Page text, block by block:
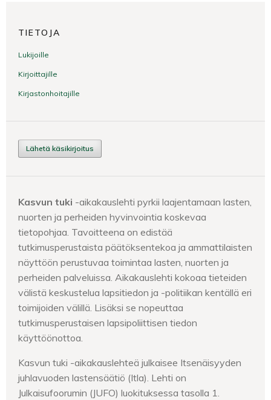
TIETOJA
Lukijoille
Kirjoittajille
Kirjastonhoitajille
Lähetä käsikirjoitus
Kasvun tuki -aikakauslehti pyrkii laajentamaan lasten,
nuorten ja perheiden hyvinvointia koskevaa
tietopohjaa. Tavoitteena on edistää
tutkimusperustaista päätöksentekoa ja ammattilaisten
näyttöön perustuvaa toimintaa lasten, nuorten ja
perheiden palveluissa. Aikakauslehti kokoaa tieteiden
välistä keskustelua lapsitiedon ja -politiikan kentällä eri
toimijoiden välillä. Lisäksi se nopeuttaa
tutkimusperustaisen lapsipoliittisen tiedon
käyttöönottoa.
Kasvun tuki -aikakauslehteä julkaisee Itsenäisyyden
juhlavuoden lastensäätiö (Itla). Lehti on
Julkaisufoorumin (JUFO) luokituksessa tasolla 1.